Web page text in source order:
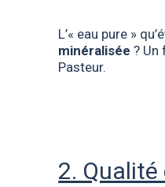
L’« eau pure »
minéralisée? Un
Pasteur.
2. Qualité